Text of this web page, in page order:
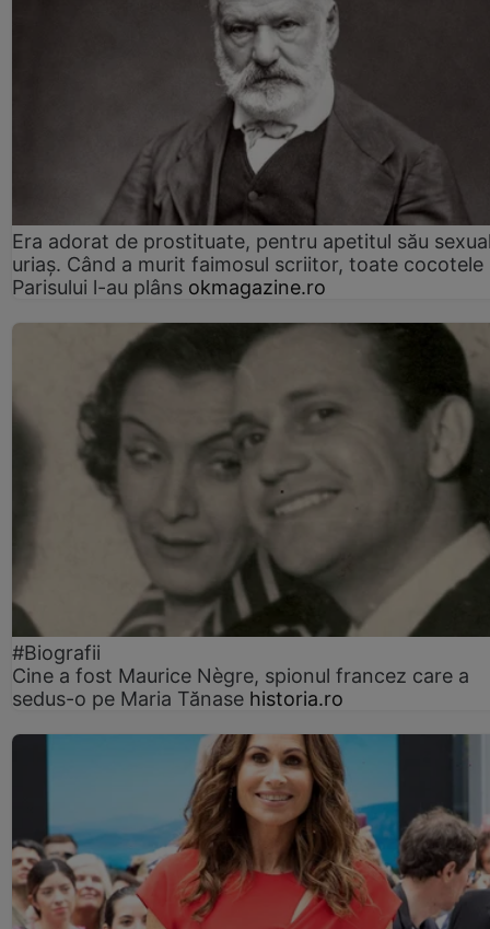
Era adorat de prostituate, pentru apetitul său
uriaș. Când a murit faimosul scriitor, toate cocotele
Parisului l-au plâns okmagazine.ro
#Biografii
Cine a fost Maurice Nègre, spionul francez care a
sedus-o pe Maria Tănase historia.ro